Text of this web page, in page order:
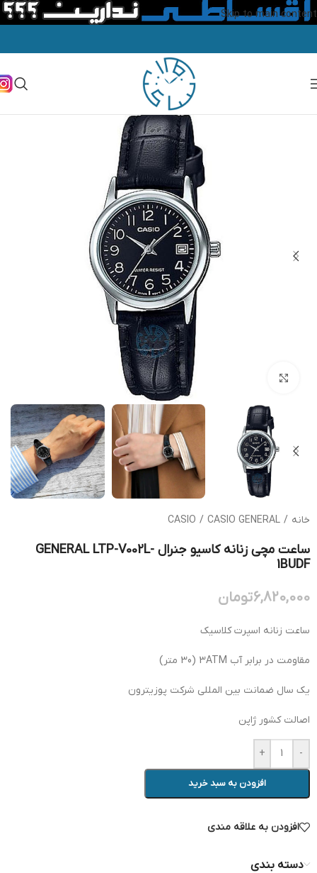
Skip to main content
خانه /
CASIO / CASIO GENERAL
ساعت مچی زنانه کاسیو جنرال GENERAL LTP-V002L-
1BUDF
6,820,000تومان
ساعت زنانه اسپرت کلاسیک
مقاومت در برابر آب 3ATM (30 متر)
یک سال ضمانت بین المللی شرکت پوزیترون
اصالت کشور ژاپن
-
+
افزودن به سبد خرید
افزودن به علاقه مندی
دسته بندی